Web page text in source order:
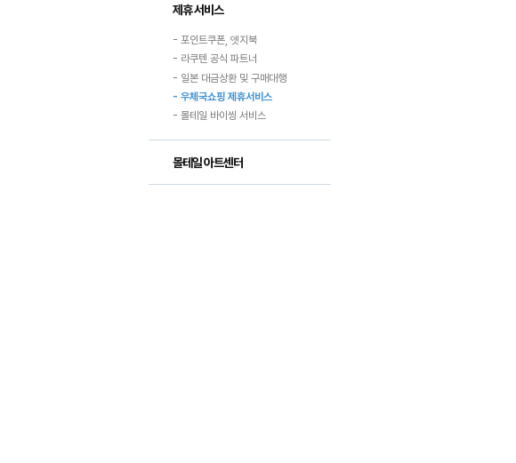
제휴 서비스
- 포인트쿠폰, 엣지북
- 라쿠텐 공식 파트너
- 일본 대금상환 및 구매대행
- 우체국쇼핑 제휴서비스
- 몰테일 바이씽 서비스
몰테일 아트센터